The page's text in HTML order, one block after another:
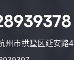
州市拱墅区延安路